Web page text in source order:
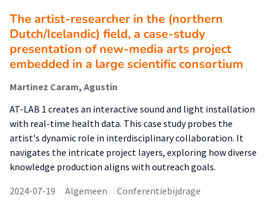
The artist-researcher in the (northern
Dutch/Icelandic) field, a case-study
presentation of new-media arts project
embedded in a large scientific consortium
Martinez Caram, Agustin
AT-LAB 1 creates an interactive sound and light installation
with real-time health data. This case study probes the
artist's dynamic role in interdisciplinary collaboration. It
navigates the intricate project layers, exploring how diverse
knowledge production aligns with outreach goals.
2024-07-19
Algemeen Conferentiebijdrage